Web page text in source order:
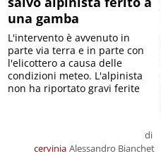
una gamba
cervinia
di
Alessandro Bianchet
L'intervento è avvenuto in
parte via terra e in parte con
l'elicottero a causa delle
condizioni meteo. L'alpinista
non ha riportato gravi ferite